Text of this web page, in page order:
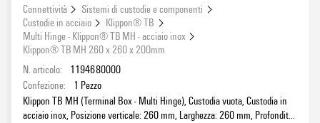
Connettività
Sistemi di custodie e componenti
Custodie in acciaio
Klippon® TB
Multi Hinge - Klippon® TB MH - acciaio inox
Klippon® TB MH 260 x 260 x 200mm
N. articolo:
1194680000
Confezione:
1 Pezzo
Klippon TB MH (Terminal Box - Multi Hinge), Custodia vuota, Custodia in
acciaio inox, Posizione verticale: 260 mm, Larghezza: 260 mm, Profondità: